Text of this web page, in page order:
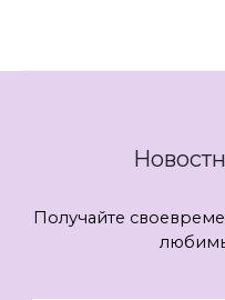
Получайте